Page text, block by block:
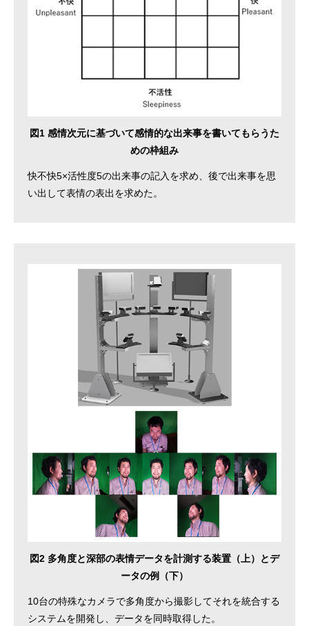
図1 感情次元に基づいて感情的な出来事を書いてもらうた
めの枠組み
快不快5×活性度5の出来事の記入を求め、後で出来事を思
い出して表情の表出を求めた。
図2 多角度と深部の表情データを計測する装置（上）とデ
ータの例（下）
10台の特殊なカメラで多角度から撮影してそれを統合する
システムを開発し、データを同時取得した。